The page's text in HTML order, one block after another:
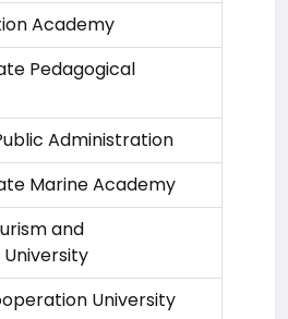
Academy
Pedagogical
Administration
Marine Academy
and
University